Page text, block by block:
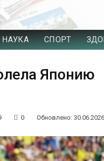
НАУКА СПОРТ
Японию
0 Обновлено: 30.06.2026